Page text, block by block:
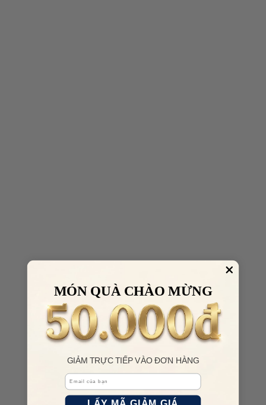
MÓN QUÀ CHÀO MỪNG
GIẢM TRỰC TIẾP VÀO ĐƠN HÀNG
Email